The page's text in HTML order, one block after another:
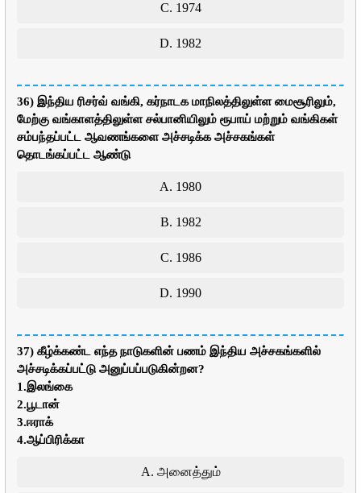
C. 1974
D. 1982
36) இந்திய ரிசர்வ் வங்கி, கர்நாடக மாநிலத்திலுள்ள மைசூரிலும்,
மேற்கு வங்காளத்திலுள்ள சல்பானியிலும் ரூபாய் மற்றும் வங்கிகள்
சம்பந்தப்பட்ட ஆவணங்களை அச்சடிக்க அச்சகங்கள்
தொடங்கப்பட்ட ஆண்டு
A. 1980
B. 1982
C. 1986
D. 1990
37) கீழ்க்கண்ட எந்த நாடுகளின் பணம் இந்திய அச்சகங்களில்
அச்சடிக்கப்பட்டு அனுப்பப்படுகின்றன?
1.இலங்கை
2.பூடான்
3.ஈராக்
4.ஆப்பிரிக்கா
A. அனைத்தும்